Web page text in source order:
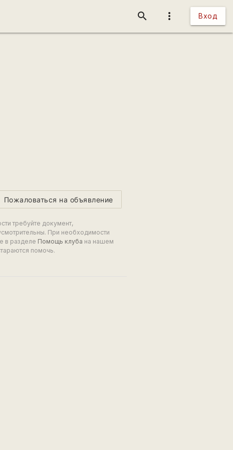
more_vert Вход
search
Пожаловаться на объявление
требуйте документ,
При необходимости
в разделе Помощь клуба на нашем
помочь.